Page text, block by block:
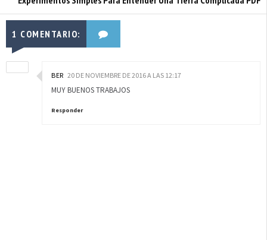
1 COMENTARIO:
BER 20 DE NOVIEMBRE DE 2016 A LAS 12:17
MUY BUENOS TRABAJOS
Responder